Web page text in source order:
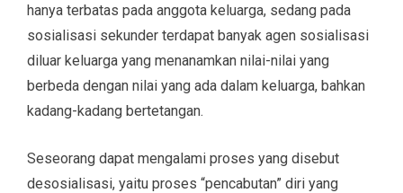
hanya terbatas pada anggota keluarga, sedang pada
sosialisasi sekunder terdapat banyak agen sosialisasi
diluar keluarga yang menanamkan nilai-nilai yang
berbeda dengan nilai yang ada dalam keluarga, bahkan
kadang-kadang bertetangan.
Seseorang dapat mengalami proses yang disebut
desosialisasi, yaitu proses “pencabutan” diri yang